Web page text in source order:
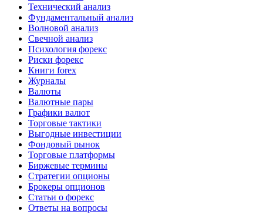
Технический анализ
Фундаментальный анализ
Волновой анализ
Свечной анализ
Психология форекс
Риски форекс
Книги forex
Журналы
Валюты
Валютные пары
Графики валют
Торговые тактики
Выгодные инвестиции
Фондовый рынок
Торговые платформы
Биржевые термины
Стратегии опционы
Брокеры опционов
Статьи о форекс
Ответы на вопросы